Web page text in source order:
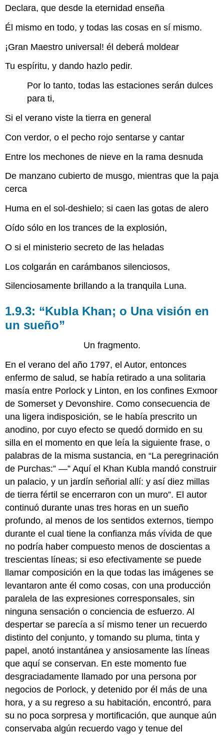
Declara, que desde la eternidad enseña
Él mismo en todo, y todas las cosas en sí mismo.
¡Gran Maestro universal! él deberá moldear
Tu espíritu, y dando hazlo pedir.
Por lo tanto, todas las estaciones serán dulces
para ti,
Si el verano viste la tierra en general
Con verdor, o el pecho rojo sentarse y cantar
Entre los mechones de nieve en la rama desnuda
De manzano cubierto de musgo, mientras que la paja
cerca
Huma en el sol-deshielo; si caen las gotas de alero
Oído sólo en los trances de la explosión,
O si el ministerio secreto de las heladas
Los colgarán en carámbanos silenciosos,
Silenciosamente brillando a la tranquila Luna.
1.9.3: “Kubla Khan; o Una visión en
un sueño”
Un fragmento.
En el verano del año 1797, el Autor, entonces
enfermo de salud, se había retirado a una solitaria
masía entre Porlock y Linton, en los confines Exmoor
de Somerset y Devonshire. Como consecuencia de
una ligera indisposición, se le había prescrito un
anodino, por cuyo efecto se quedó dormido en su
silla en el momento en que leía la siguiente frase, o
palabras de la misma sustancia, en “La peregrinación
de Purchas:” —” Aquí el Khan Kubla mandó construir
un palacio, y un jardín señorial allí: y así diez millas
de tierra fértil se encerraron con un muro”. El autor
continuó durante unas tres horas en un sueño
profundo, al menos de los sentidos externos, tiempo
durante el cual tiene la confianza más vívida de que
no podría haber compuesto menos de doscientas a
trescientas líneas; si eso efectivamente se puede
llamar composición en la que todas las imágenes se
levantaron ante él como cosas, con una producción
paralela de las expresiones corresponsales, sin
ninguna sensación o conciencia de esfuerzo. Al
despertar se parecía a sí mismo tener un recuerdo
distinto del conjunto, y tomando su pluma, tinta y
papel, anotó instantánea y ansiosamente las líneas
que aquí se conservan. En este momento fue
desgraciadamente llamado por una persona por
negocios de Porlock, y detenido por él más de una
hora, y a su regreso a su habitación, encontró, para
su no poca sorpresa y mortificación, que aunque aún
conservaba algún recuerdo vago y tenue del